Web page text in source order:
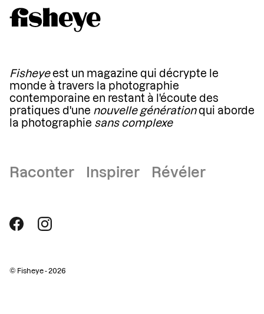
Fisheyeest un magazine qui décrypte le
monde à travers la photographie
contemporaine en restant à l'écoute des
pratiques d'une nouvelle générationqui aborde
la photographie sans complexe
Raconter Inspirer Révéler
© Fisheye - 2026